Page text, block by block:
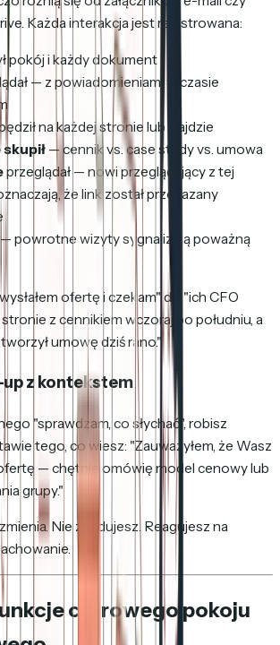
Każda interakcja jest rejestrowana:
pokój i każdy dokument
— z powiadomieniami w czasie
na każdej stronie lub slajdzie
skupił — cennik vs. case study vs. umowa
przeglądał — nowi przeglądający z tej
że link został przekazany
— powrotne wizyty sygnalizują poważną
ofertę i czekam" do "ich CFO
z cennikiem wczoraj po południu, a
umowę dziś rano."
z kontekstem
"sprawdzam, co słychać", robisz
tego, co wiesz: "Zauważyłem, że Wasz
— chętnie omówię model cenowy lub
grupy."
Nie zgadujesz. Reagujesz na
cyfrowego pokoju